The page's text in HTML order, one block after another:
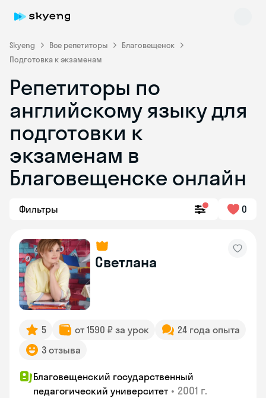
Skyeng Все репетиторы
Благовещенск
Подготовка к экзаменам
Репетиторы по
английскому языку для
подготовки к
экзаменам в
Благовещенске онлайн
Фильтры 0
Светлана
5 от 1590 ₽ за урок
24 года опыта
3 отзыва
Благовещенский государственный
педагогический университет • 2001 г.
Skyeng Chat